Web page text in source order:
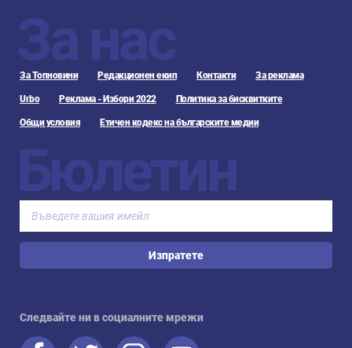
За нас
За Топновини Редакционен екип Контакти За реклама
Urbo Реклама - Избори 2022 Политика за бисквитките
Общи условия Етичен кодекс на българските медии
Бюлетин
Изпратете
Следвайте ни в социалните мрежи